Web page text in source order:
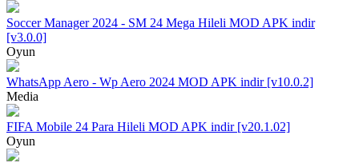
Soccer Manager 2024 - SM 24 Mega Hileli MOD APK indir
[v3.0.0]
Oyun
WhatsApp Aero - Wp Aero 2024 MOD APK indir [v10.0.2]
Media
FIFA Mobile 24 Para Hileli MOD APK indir [v20.1.02]
Oyun